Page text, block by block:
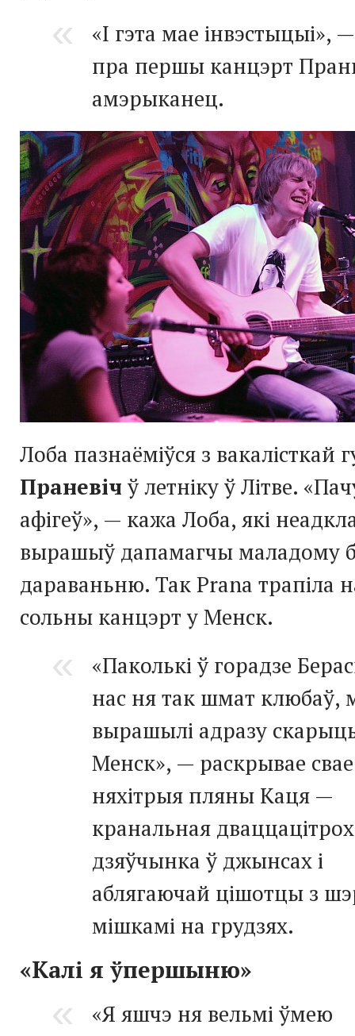
«І гэта мае інвэстыцыі»,
пра першы канцэрт
амэрыканец.
Лоба пазнаёміўся з вакалісткай
Праневіч ў летніку ў Літве.
афігеў», — кажа Лоба, які
вырашыў дапамагчы маладому
дараваньню. Так Prana трапіла
сольны канцэрт у Менск.
«Паколькі ў горадзе
нас ня так шмат клюбаў,
вырашылі адразу
Менск», — раскрывае свае
няхітрыя пляны Каця —
кранальная
дзяўчынка ў джынсах і
аблягаючай цішотцы з
мішкамі на грудзях.
«Калі я ўпершыню»
«Я яшчэ ня вельмі ўмею